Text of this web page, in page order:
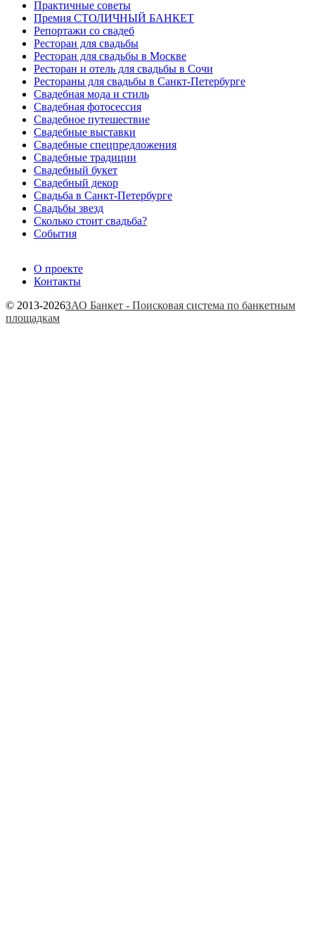
Практичные советы
Премия СТОЛИЧНЫЙ БАНКЕТ
Репортажи со свадеб
Ресторан для свадьбы
Ресторан для свадьбы в Москве
Ресторан и отель для свадьбы в Сочи
Рестораны для свадьбы в Санкт-Петербурге
Свадебная мода и стиль
Свадебная фотосессия
Свадебное путешествие
Свадебные выставки
Свадебные спецпредложения
Свадебные традиции
Свадебный букет
Свадебный декор
Свадьба в Санкт-Петербурге
Свадьбы звезд
Сколько стоит свадьба?
События
О проекте
Контакты
© 2013-2026ЗАО Банкет - Поисковая система по банкетным
площадкам